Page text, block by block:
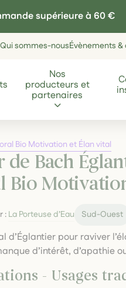
supérieure à 60 €
Qui sommes-nousÉvènements &
Nos
producteurs et
partenaires
Bio Motivation et Élan vital
de Bach
Bio
: La Porteuse d’Eau Sud-Ouest
d’Églantier pour raviver
d’intérêt, d’apathie
- Usages